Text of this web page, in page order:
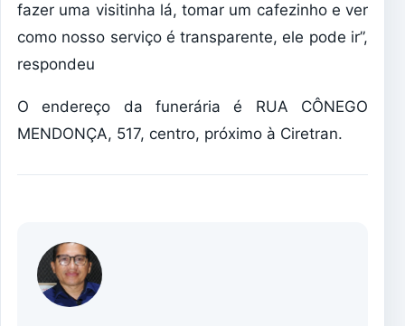
fazer uma visitinha lá, tomar um cafezinho e ver
como nosso serviço é transparente, ele pode ir”,
respondeu
O endereço da funerária é RUA CÔNEGO
MENDONÇA, 517, centro, próximo à Ciretran.